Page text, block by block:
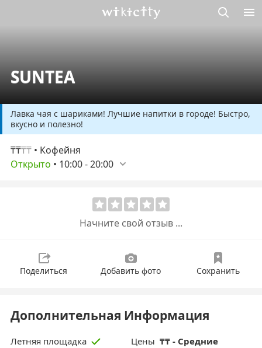
SUNTEA
Лавка чая с шариками! Лучшие напитки в городе! Быстро,
вкусно и полезно!
₸₸₸₸ • Кофейня
Открыто • 10:00-20:00
Начните свой отзыв ...
Поделиться Добавить фото Сохранить
Дополнительная Информация
Летняя площадка Цены ₸₸ - Средние